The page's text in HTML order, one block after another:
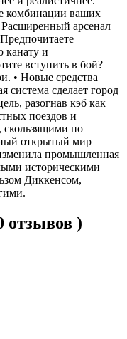
комбинации ваших
Расширенный арсенал
канату и
вступить в бой?
• Новые средства
система сделает город
разогнав кэб как
поездов и
скользящими по
открытый мир
промышленная
историческими
Диккенсом,
отзывов )